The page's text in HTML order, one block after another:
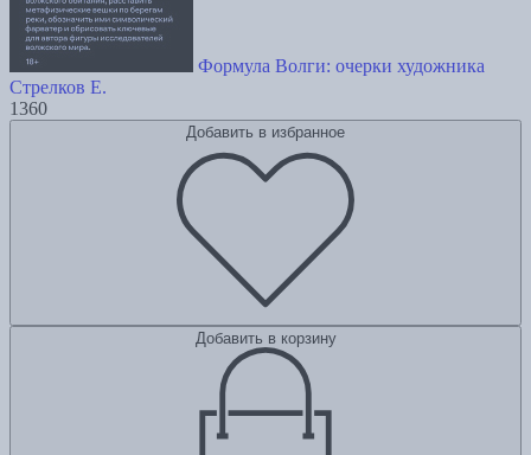
Формула Волги: очерки художника
Стрелков Е.
1360
Добавить в избранное
Добавить в корзину